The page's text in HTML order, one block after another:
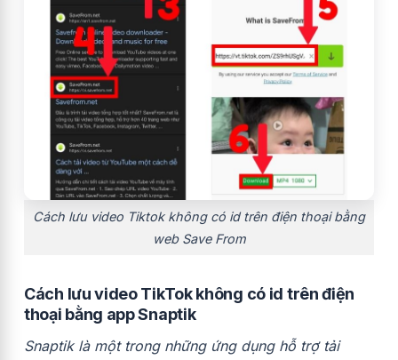
Cách lưu video Tiktok không có id trên điện thoại bằng
web Save From
Cách lưu video TikTok không có id trên điện
thoại bằng app Snaptik
Snaptik là một trong những ứng dụng hỗ trợ tải